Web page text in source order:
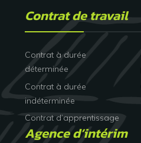
Contrat de travail
Contrat à durée
déterminée
Contrat à durée
indéterminée
Contrat d’apprentissage
Agence d’intérim